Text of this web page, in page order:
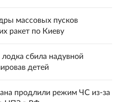
массовых пусков
ракет по Киеву
сбила надувной
детей
продлили режим ЧС из-за